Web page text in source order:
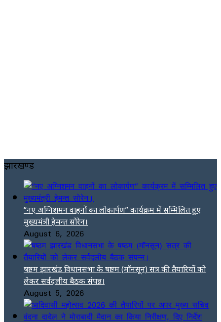
झारखण्ड
“नए अग्निशमन वाहनों का लोकार्पण” कार्यक्रम में सम्मिलित हुए
मुख्यमंत्री हेमन्त सोरेन।
August 6, 2026
षष्ठम झारखंड विधानसभा के षष्ठम (मॉनसून) सत्र की तैयारियों को
लेकर सर्वदलीय बैठक संपन्न।
August 5, 2026